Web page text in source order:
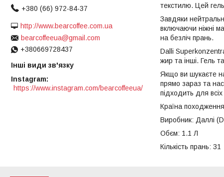
текстилю. Цей
Завдяки
включаючи ніжні
на безліч прань.
Dalli
жир та інші. Гель
Якщо ви шукаєте
прямо зараз та
підходить для
Країна
Виробник: Даллі
Обєм: 1.1 Л
Кількість прань: 31
+380 (66) 972-84-37
http://www.bearcoffee.com.ua
bearcoffeeua@gmail.com
+380669728437
Інші види зв'язку
Instagram
https://www.instagram.com/bearcoffeeua/